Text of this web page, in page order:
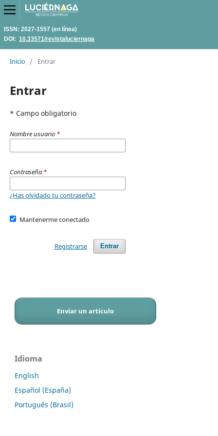
ISSN: 2027-1557 (en línea)
DOI: 10.33571/revistaluciernaga
Inicio / Entrar
Entrar
* Campo obligatorio
Nombre usuario *
Contraseña *
¿Has olvidado tu contraseña?
Mantenerme conectado
Entrar
Registrarse
Enviar un artículo
Idioma
English
Español (España)
Português (Brasil)